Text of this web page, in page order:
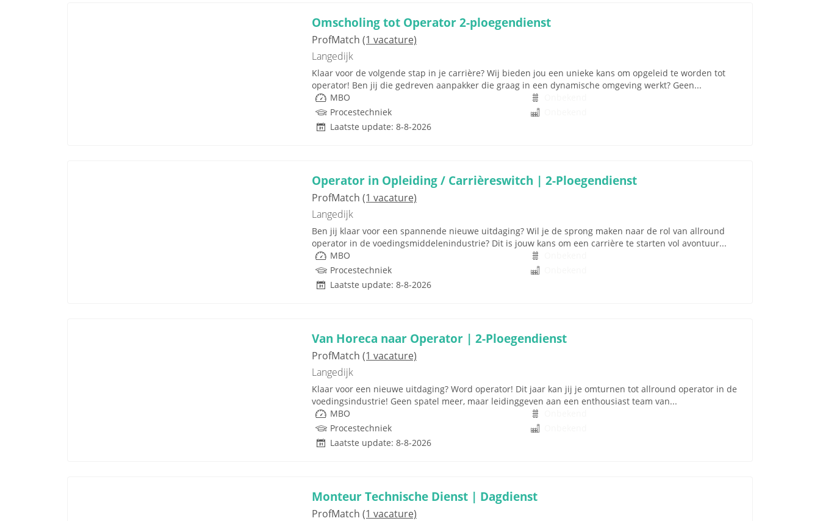
Omscholing tot Operator 2-ploegendienst
ProfMatch (1 vacature)
Langedijk
Klaar voor de volgende stap in je carrière? Wij bieden jou een unieke kans om opgeleid te worden tot
operator! Ben jij die gedreven aanpakker die graag in een dynamische omgeving werkt? Geen...
MBO
Procestechniek
Laatste update: 8-8-2026
Operator in Opleiding / Carrièreswitch | 2-Ploegendienst
ProfMatch (1 vacature)
Langedijk
Ben jij klaar voor een spannende nieuwe uitdaging? Wil je de sprong maken naar de rol van allround
operator in de voedingsmiddelenindustrie? Dit is jouw kans om een carrière te starten vol avontuur...
MBO
Procestechniek
Laatste update: 8-8-2026
Van Horeca naar Operator | 2-Ploegendienst
ProfMatch (1 vacature)
Langedijk
Klaar voor een nieuwe uitdaging? Word operator! Dit jaar kan jij je omturnen tot allround operator in de
voedingsindustrie! Geen spatel meer, maar leidinggeven aan een enthousiast team van...
MBO
Procestechniek
Laatste update: 8-8-2026
Monteur Technische Dienst | Dagdienst
ProfMatch (1 vacature)